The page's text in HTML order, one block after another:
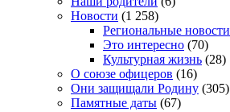
Новости (1 258)
Региональные новости
Это интересно (70)
Культурная жизнь (28)
О союзе офицеров (16)
Они защищали Родину (305)
Памятные даты (67)